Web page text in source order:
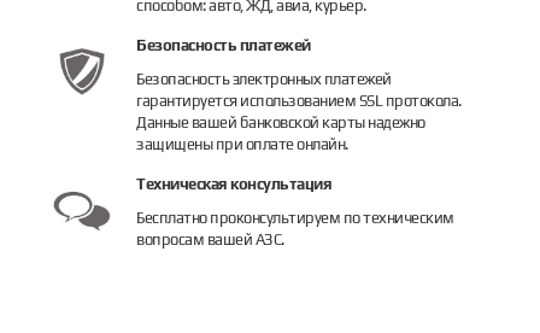
способом: авто, ЖД, авиа, курьер.
Безопасность платежей
Безопасность электронных платежей
гарантируется использованием SSL протокола.
Данные вашей банковской карты надежно
защищены при оплате онлайн.
Техническая консультация
Бесплатно проконсультируем по техническим
вопросам вашей АЗС.